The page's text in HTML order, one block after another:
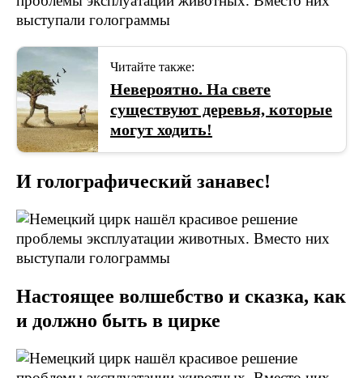
Читайте также:
Невероятно. На свете
существуют деревья, которые
могут ходить!
И голографический занавес!
Настоящее волшебство и сказка, как
и должно быть в цирке